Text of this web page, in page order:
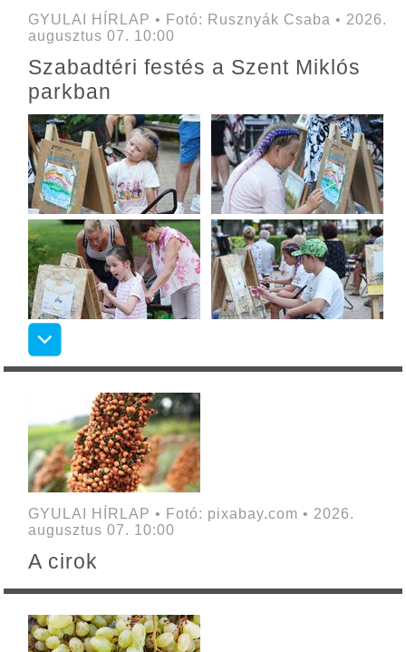
GYULAI HÍRLAP • Fotó: Rusznyák Csaba • 2026.
augusztus 07. 10:00
Szabadtéri festés a Szent Miklós
parkban
GYULAI HÍRLAP • Fotó: pixabay.com • 2026.
augusztus 07. 10:00
A cirok